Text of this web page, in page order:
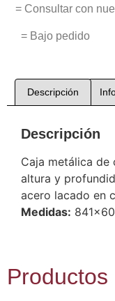
= Consultar con
= Bajo pedido
Descripción
Descripción
Caja metálica de
altura y
acero lacado en
Medidas: